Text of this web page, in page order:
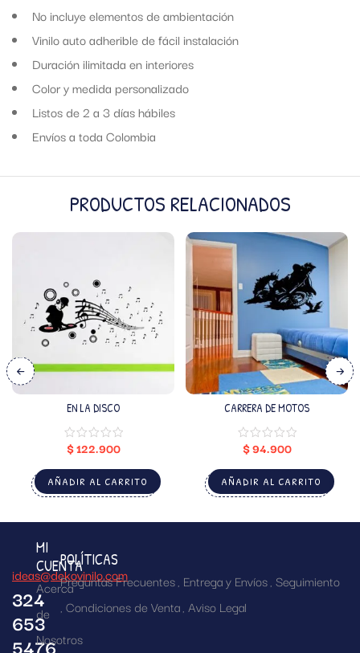
No incluye elementos de ambientación
Vinilo auto adherible de fácil instalación
Duración ilimitada en interiores
Color y medida personalizado
Listos de 2 a 3 días hábiles
Envíos a toda Colombia
PRODUCTOS RELACIONADOS
EN LA DISCO
$122.900
AÑADIR AL CARRITO
CARRERA DE MOTOS
$94.900
AÑADIR AL CARRITO
ideas@dekovinilo.com
324
653
5476
MI
CUENTA
Acerca
de
Nosotros
POLÍTICAS
Preguntas Frecuentes Entrega y Envíos Seguimiento
Condiciones de Venta Aviso Legal